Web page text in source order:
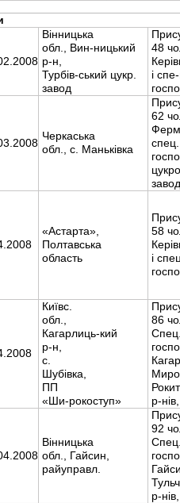
Вінницька
обл., Вин-ницький
р-н,
Турбів-ський цукр.
завод
48
і
Черкаська
обл., с. Маньківка
62
спец.
«Астарта»,
Полтавська
область
58
і
Київс.
обл.,
Кагарлиць-кий
р-н,
с.
Шубівка,
ПП
«Ши-рокоступ»
86
р-
Вінницька
обл., Гайсин,
райуправл.
92
р-